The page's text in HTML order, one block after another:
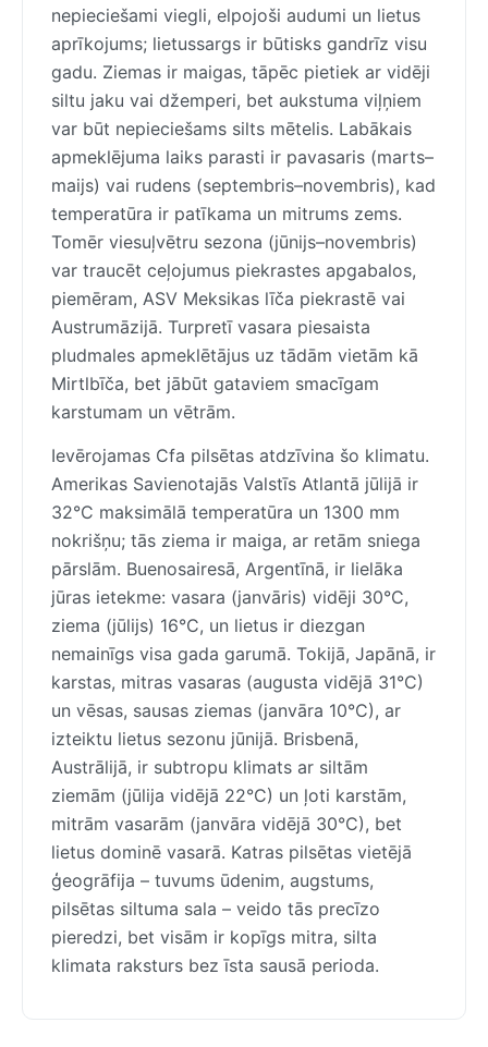
nepieciešami viegli, elpojoši audumi un lietus
aprīkojums; lietussargs ir būtisks gandrīz visu
gadu. Ziemas ir maigas, tāpēc pietiek ar vidēji
siltu jaku vai džemperi, bet aukstuma viļņiem
var būt nepieciešams silts mētelis. Labākais
apmeklējuma laiks parasti ir pavasaris (marts–
maijs) vai rudens (septembris–novembris), kad
temperatūra ir patīkama un mitrums zems.
Tomēr viesuļvētru sezona (jūnijs–novembris)
var traucēt ceļojumus piekrastes apgabalos,
piemēram, ASV Meksikas līča piekrastē vai
Austrumāzijā. Turpretī vasara piesaista
pludmales apmeklētājus uz tādām vietām kā
Mirtlbīča, bet jābūt gataviem smacīgam
karstumam un vētrām.
Ievērojamas Cfa pilsētas atdzīvina šo klimatu.
Amerikas Savienotajās Valstīs Atlantā jūlijā ir
32°C maksimālā temperatūra un 1300 mm
nokrišņu; tās ziema ir maiga, ar retām sniega
pārslām. Buenosairesā, Argentīnā, ir lielāka
jūras ietekme: vasara (janvāris) vidēji 30°C,
ziema (jūlijs) 16°C, un lietus ir diezgan
nemainīgs visa gada garumā. Tokijā, Japānā, ir
karstas, mitras vasaras (augusta vidējā 31°C)
un vēsas, sausas ziemas (janvāra 10°C), ar
izteiktu lietus sezonu jūnijā. Brisbenā,
Austrālijā, ir subtropu klimats ar siltām
ziemām (jūlija vidējā 22°C) un ļoti karstām,
mitrām vasarām (janvāra vidējā 30°C), bet
lietus dominē vasarā. Katras pilsētas vietējā
ģeogrāfija – tuvums ūdenim, augstums,
pilsētas siltuma sala – veido tās precīzo
pieredzi, bet visām ir kopīgs mitra, silta
klimata raksturs bez īsta sausā perioda.